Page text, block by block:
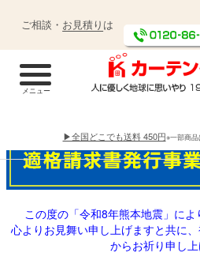
ご相談・ お見積り は
▶全国どこでも送料 450円※一部商
この度の「令和8年熊本地震」に
心よりお見舞い申し上げますと共に
からお祈り申し上